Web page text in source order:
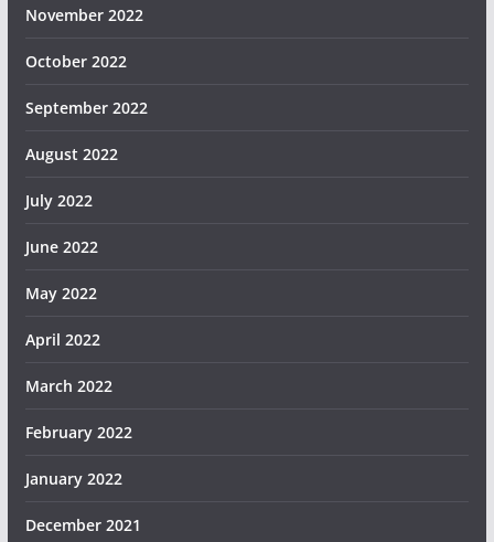
November 2022
October 2022
September 2022
August 2022
July 2022
June 2022
May 2022
April 2022
March 2022
February 2022
January 2022
December 2021